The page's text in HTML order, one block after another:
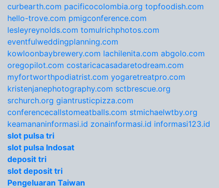
curbearth.com pacificocolombia.org topfoodish.com
hello-trove.com pmigconference.com
lesleyreynolds.com tomulrichphotos.com
eventfulweddingplanning.com
kowloonbaybrewery.com lachilenita.com abgolo.com
oregopilot.com costaricacasadaretodream.com
myfortworthpodiatrist.com yogaretreatpro.com
kristenjanephotography.com sctbrescue.org
srchurch.org giantrusticpizza.com
conferencecallstomeatballs.com stmichaelwtby.org
keamananinformasi.id zonainformasi.id informasi123.id
slot pulsa tri
slot pulsa Indosat
deposit tri
slot deposit tri
Pengeluaran Taiwan